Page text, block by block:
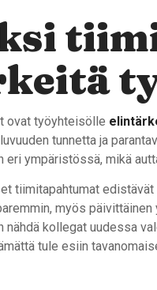
ovat työyhteisölle
tunnetta ja
eri ympäristössä, mikä
tiimitapahtumat
myös
nähdä kollegat uudessa
tule esiin